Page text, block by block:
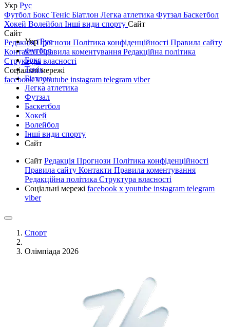
Укр Рус
Футбол Бокс Теніс Біатлон Легка атлетика Футзал Баскетбол
Хокей Волейбол Інші види спорту Сайт
Сайт
РедакціяПрогнози Політика конфіденційності Правила сайту
КонтактиПравила коментування Редакційна політика
Структура власності
Соціальні мережі
facebookxyoutube instagram telegram viber
УкрРус
Футбол
Бокс
Теніс
Біатлон
Легка атлетика
Футзал
Баскетбол
Хокей
Волейбол
Інші види спорту
Сайт
Сайт Редакція Прогнози Політика конфіденційності
Правила сайту Контакти Правила коментування
Редакційна політика Структура власності
Соціальні мережі facebook x youtube instagram telegram
viber
Спорт
Олімпіада 2026